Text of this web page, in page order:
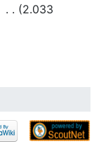
2.033